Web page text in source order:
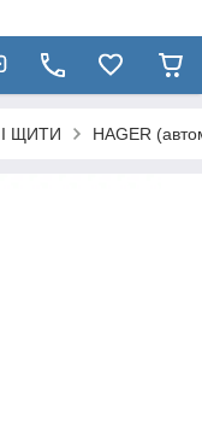
ЩИТИ HAGER